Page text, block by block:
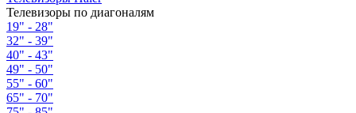
Телевизоры по диагоналям
19" - 28"
32" - 39"
40" - 43"
49" - 50"
55" - 60"
65" - 70"